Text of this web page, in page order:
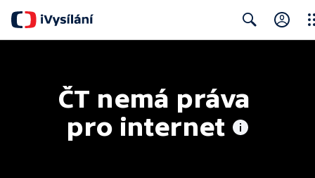
ČT nemá práva
pro internet